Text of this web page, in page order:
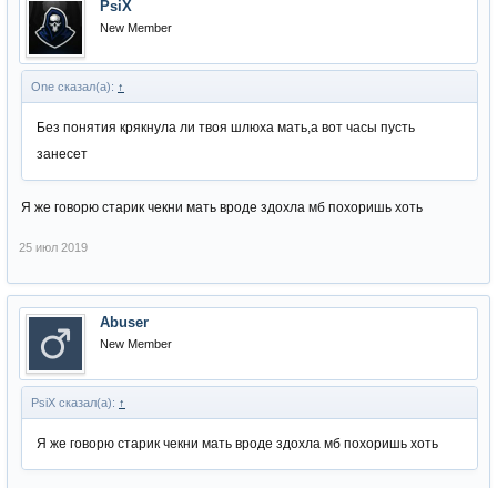
PsiX
New Member
One сказал(а): ↑
Без понятия крякнула ли твоя шлюха мать,а вот часы пусть
занесет
Я же говорю старик чекни мать вроде здохла мб похоришь хоть
25 июл 2019
Abuser
New Member
PsiX сказал(а): ↑
Я же говорю старик чекни мать вроде здохла мб похоришь хоть